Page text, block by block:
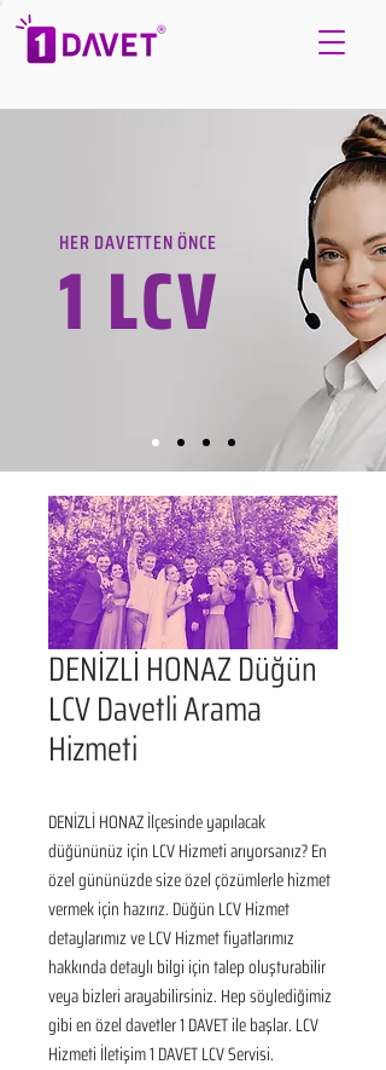
HER DAVETTEN ÖNCE
1 LCV
DENİZLİ HONAZ Düğün
LCV Davetli Arama
Hizmeti
DENİZLİ HONAZ İlçesinde yapılacak
düğününüz için LCV Hizmeti arıyorsanız? En
özel gününüzde size özel çözümlerle hizmet
vermek için hazırız. Düğün LCV Hizmet
detaylarımız ve LCV Hizmet fiyatlarımız
hakkında detaylı bilgi için talep oluşturabilir
veya bizleri arayabilirsiniz. Hep söylediğimiz
gibi en özel davetler 1 DAVET ile başlar. LCV
Hizmeti İletişim 1 DAVET LCV Servisi.